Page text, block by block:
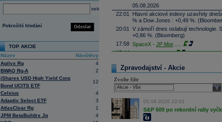
select
Odeslat
Pokročilé hledání
TOP AKCIE
Název
Návštěvy
Agilyx Rg
4
BWAQ Rg-A
2
iShares USD High Yield Corp
Bond UCITS ETF
12
Celsius
4
Adaptiv Select ETF
3
AtlasClear Rg
1
JPM BetaBuildrs Jp
4
05.08.2026
22:01
Hlavní akciové indexy uzavřely
% a Dow Jones : +0,49 %.
20:01
V zámoří dnes oslabují technologie.
+0,86 %. (Bloomberg)
17:58 SpaceX - JP Mor......
17:44 Palantir Techno...
17:16 Booking.com - T...
17:08 CSG získala podíl v kanadské
systémy, technologie protivzdušné
výši podílu ale nesdělila. Cílem
prosadit je zejména na trzích
16:45
Arista Networks...
16:27
AMD-
Zpravodajství - Akcie
Zvolte filtr
05.08.2026 22:01
S&P 500 po rekordní rally